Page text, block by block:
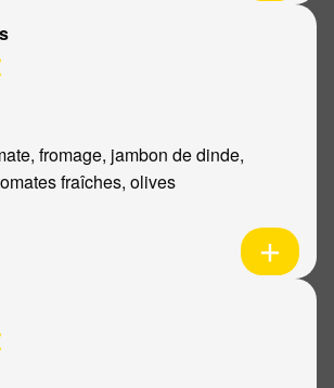
fromage, jambon de dinde,
fraîches, olives